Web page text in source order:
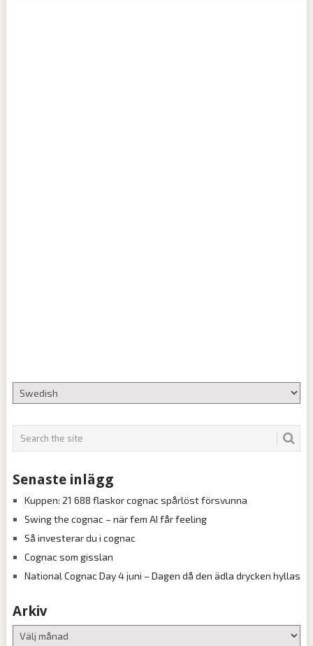
Senaste inlägg
Kuppen: 21 688 flaskor cognac spårlöst försvunna
Swing the cognac – när fem AI får feeling
Så investerar du i cognac
Cognac som gisslan
National Cognac Day 4 juni – Dagen då den ädla drycken hyllas
Arkiv
Arkiv